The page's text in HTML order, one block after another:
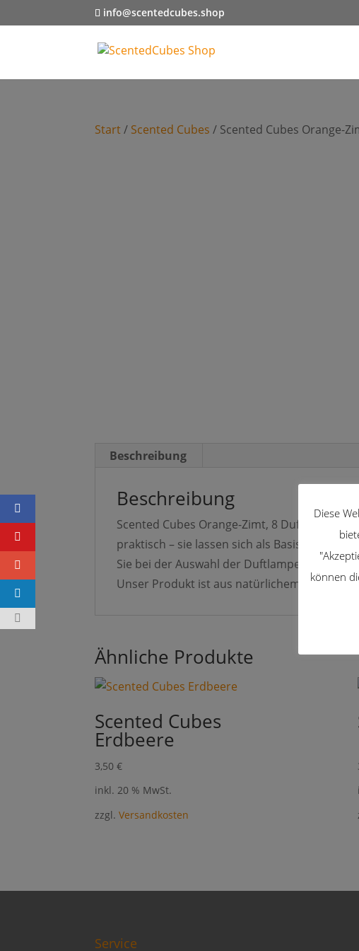
info@scentedcubes.shop
Start/ Scented Cubes / Scented Cubes Orange-
Beschreibung
Beschreibung
Scented Cubes Orange-Zimt, 8 Duftwürfel
praktisch – sie lassen sich als Basisdüfte
Sie bei der Auswahl der Duftlampe eine
Unser Produkt ist aus natürlichem,
Ähnliche Produkte
Scented Cubes
Erdbeere
3,50€
inkl. 20 % MwSt.
zzgl.Versandkosten
Service
Diese
können